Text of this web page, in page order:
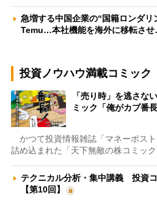
急増する中国企業の“国籍ロンダ
Temu…本社機能を海外に移転さ
投資ノウハウ満載コミック
「売り時」を逃さ
ミック「俺がカブ番
かつて投資情報雑誌「マネーポス
詰め込まれた「天下無敵の株コミッ
テクニカル分析・集中講義 投資コ
【第10回】